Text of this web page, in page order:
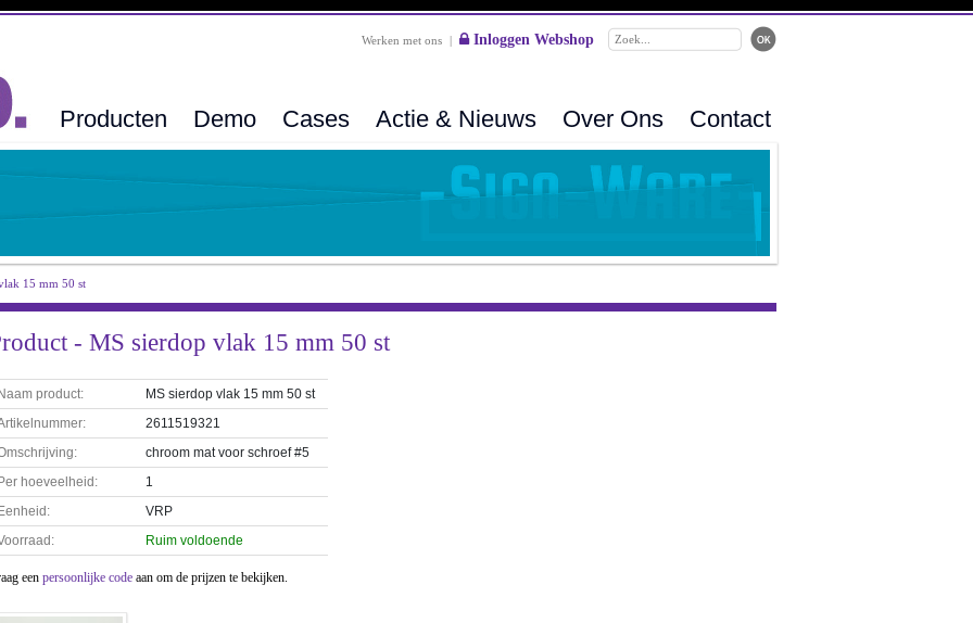
Werken met ons | Inloggen Webshop
Producten Demo Cases Actie & Nieuws Over Ons Contact
15 mm 50 st
- MS sierdop vlak 15 mm 50 st
product:
MS sierdop vlak 15 mm 50 st
2611519321
chroom mat voor schroef #5
hoeveelheid:
1
VRP
Ruim voldoende
een persoonlijke code aan om de prijzen te bekijken.